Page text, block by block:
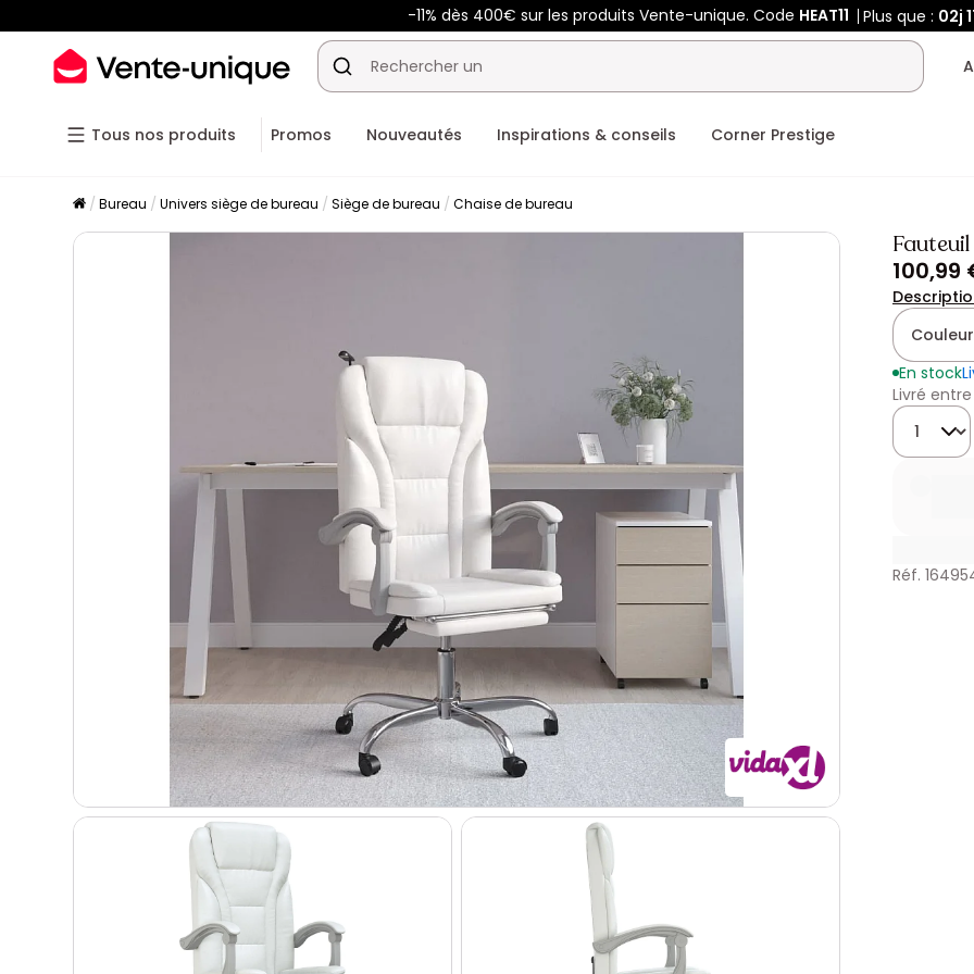
-11% dès 400€ sur les produits Vente-unique. Code HEAT11 Plus que : 02j
Tous nos produits Promos Nouveautés Inspirations & conseils Corner Prestige
Bureau Univers siège de bureau Siège de bureau Chaise de bureau
100,99
En stock
Livré
Quantité
Réf.